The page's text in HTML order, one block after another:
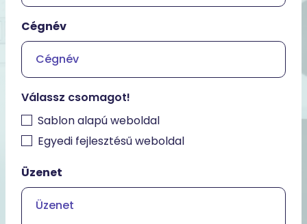
Cégnév
Válassz csomagot!
Sablon alapú weboldal
Egyedi fejlesztésű weboldal
Üzenet